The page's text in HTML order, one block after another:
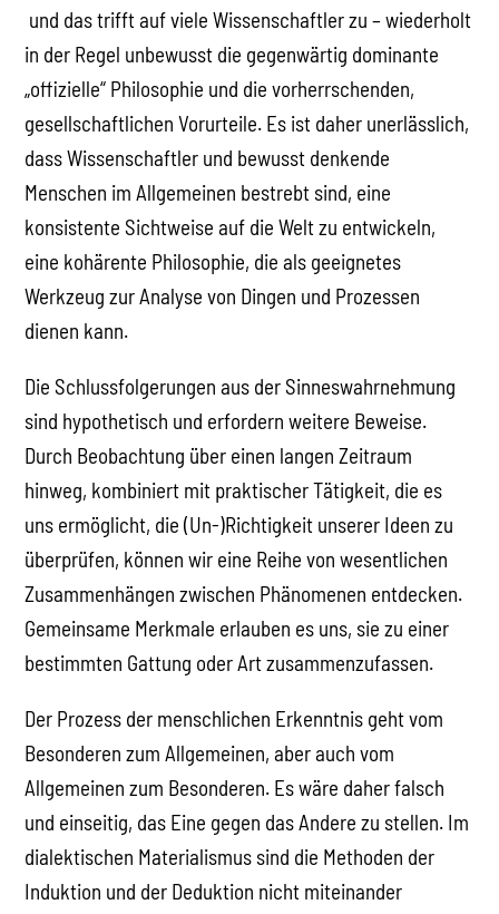
und das trifft auf viele Wissenschaftler zu – wiederholt
in der Regel unbewusst die gegenwärtig dominante
„offizielle“ Philosophie und die vorherrschenden,
gesellschaftlichen Vorurteile. Es ist daher unerlässlich,
dass Wissenschaftler und bewusst denkende
Menschen im Allgemeinen bestrebt sind, eine
konsistente Sichtweise auf die Welt zu entwickeln,
eine kohärente Philosophie, die als geeignetes
Werkzeug zur Analyse von Dingen und Prozessen
dienen kann.
Die Schlussfolgerungen aus der Sinneswahrnehmung
sind hypothetisch und erfordern weitere Beweise.
Durch Beobachtung über einen langen Zeitraum
hinweg, kombiniert mit praktischer Tätigkeit, die es
uns ermöglicht, die (Un-)Richtigkeit unserer Ideen zu
überprüfen, können wir eine Reihe von wesentlichen
Zusammenhängen zwischen Phänomenen entdecken.
Gemeinsame Merkmale erlauben es uns, sie zu einer
bestimmten Gattung oder Art zusammenzufassen.
Der Prozess der menschlichen Erkenntnis geht vom
Besonderen zum Allgemeinen, aber auch vom
Allgemeinen zum Besonderen. Es wäre daher falsch
und einseitig, das Eine gegen das Andere zu stellen. Im
dialektischen Materialismus sind die Methoden der
Induktion und der Deduktion nicht miteinander